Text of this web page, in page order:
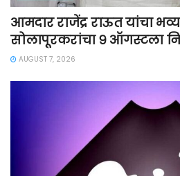
आमदार राजेंद्र राऊत यांचा
सोलापूरकरांचा ९ ऑगस्टला
AUGUST 7, 2026